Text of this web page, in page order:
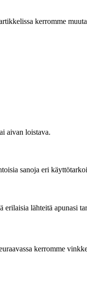
kerromme
aivan loistava.
sanoja eri
lähteitä apunasi
kerromme